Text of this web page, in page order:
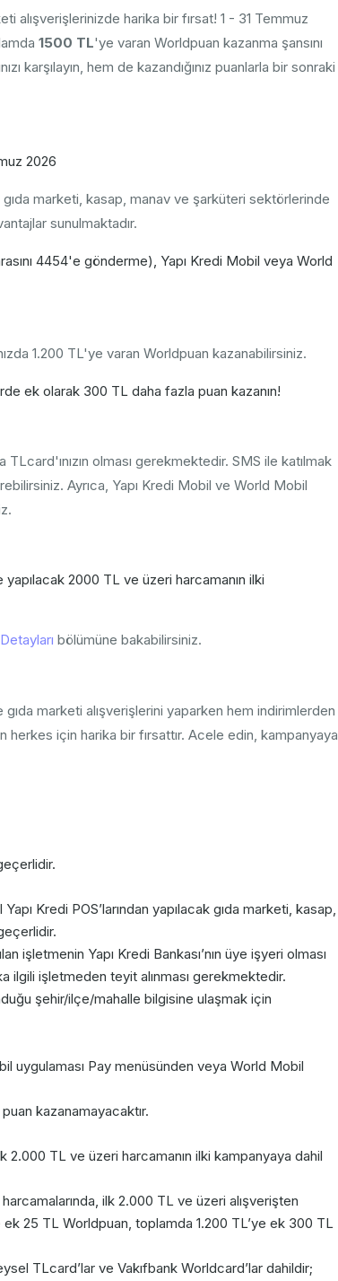
alışverişlerinizde harika bir fırsat! 1 - 31 Temmuz
1500 TL'ye varan Worldpuan kazanma şansını
karşılayın, hem de kazandığınız puanlarla bir sonraki
2026
marketi, kasap, manav ve şarküteri sektörlerinde
sunulmaktadır.
4454'e gönderme), Yapı Kredi Mobil veya World
1.200 TL'ye varan Worldpuan kazanabilirsiniz.
ek olarak 300 TL daha fazla puan kazanın!
olması gerekmektedir. SMS ile katılmak
Ayrıca, Yapı Kredi Mobil ve World Mobil
2000 TL ve üzeri harcamanın ilki
bölümüne bakabilirsiniz.
marketi alışverişlerini yaparken hem indirimlerden
için harika bir fırsattır. Acele edin, kampanyaya
Kredi POS’larından yapılacak gıda marketi, kasap,
işletmenin Yapı Kredi Bankası’nın üye işyeri olması
ilgili işletmeden teyit alınması gerekmektedir.
şehir/ilçe/mahalle bilgisine ulaşmak için
uygulaması Pay menüsünden veya World Mobil
kazanamayacaktır.
2.000 TL ve üzeri harcamanın ilki kampanyaya dahil
ilk 2.000 TL ve üzeri alışverişten
25 TL Worldpuan, toplamda 1.200 TL’ye ek 300 TL
TLcard’lar ve Vakıfbank Worldcard’lar dahildir;